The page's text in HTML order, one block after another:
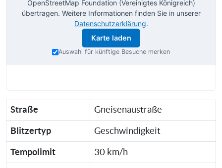
OpenStreetMap Foundation (Vereinigtes Königreich)
übertragen. Weitere Informationen finden Sie in unserer
Datenschutzerklärung.
Karte laden
Auswahl für künftige Besuche merken
Straße Gneisenaustraße
Blitzertyp Geschwindigkeit
Tempolimit 30 km/h